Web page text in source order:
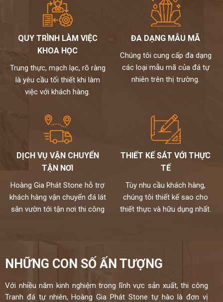
QUY TRÌNH LÀM VIỆC
KHOA HỌC
Trung thực, mạch lạc, rõ ràng
là yêu cầu tối thiết khi làm
việc với khách hàng.
ĐA DẠNG MẪU MÃ
Chúng tôi cung cấp đa dạng
các loại mẫu mã của đá tự
nhiên trên thị trường.
DỊCH VỤ VẬN CHUYỂN
TẬN NƠI
Hoàng Gia Phát Stone hỗ trợ
khách hàng vận chuyển đá lát
sân vườn tới tận nơi thi công
THIẾT KẾ SÁT VỚI THỰC
TẾ
Tùy nhu cầu khách hàng,
chúng tôi thiết kế sao cho
thiết thực và hữu dụng nhất.
NHỮNG CON SỐ ẤN TƯỢNG
Với nhiều năm kinh nghiệm trong lĩnh vực sản xuất, thi công
Tranh đá tự nhiên, Hoàng Gia Phát Stone tự hào là đơn vị